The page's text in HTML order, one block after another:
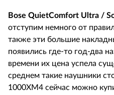
Bose QuietComfort Ultra /
отступим немного от
также эти большие
появились где-то год-два
времени их цена успела
среднем такие наушники
1000XM4 сейчас можно